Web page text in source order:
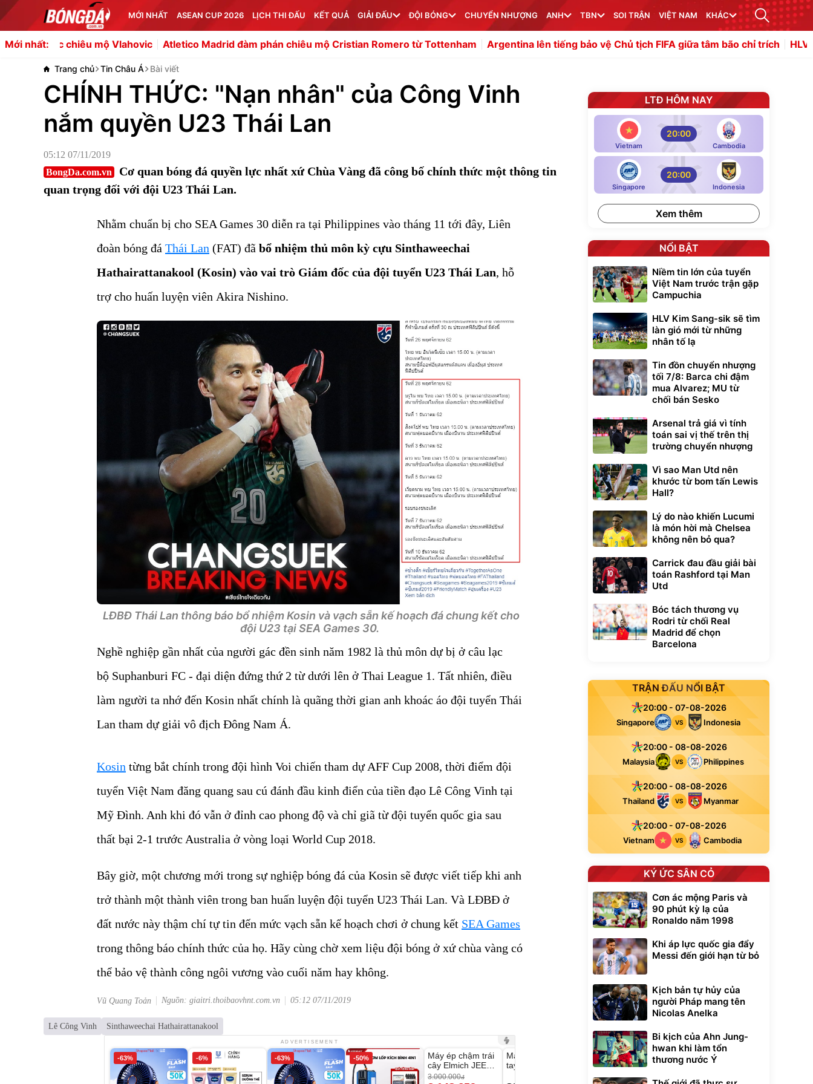
MỚI NHẤT ASEAN CUP 2026 LỊCH THI ĐẤU KẾT QUẢ GIẢI ĐẤU ĐỘI BÓNG CHUYỂN NHƯỢNG ANH TBN SOI TRẬN VIỆT NAM KHÁC
Mới nhất:mộ Vlahovic Atletico Madrid đàm phán chiêu mộ Cristian Romero từ Tottenham Argentina lên tiếng bảo vệ Chủ tịch FIFA giữa tâm bão chỉ trích HLV Kim Sang-
Trang chủ Tin Châu Á Bài viết
CHÍNH THỨC: "Nạn nhân" của Công Vinh
nắm quyền U23 Thái Lan
05:12 07/11/2019
BongDa.com.vn
Cơ quan bóng đá quyền lực nhất xứ Chùa Vàng đã công bố chính thức một thông tin
quan trọng đối với đội U23 Thái Lan.
Nhằm chuẩn bị cho SEA Games 30 diễn ra tại Philippines vào tháng 11 tới đây, Liên
đoàn bóng đá Thái Lan (FAT) đã bổ nhiệm thủ môn kỳ cựu Sinthaweechai
Hathairattanakool (Kosin) vào vai trò Giám đốc của đội tuyển U23 Thái Lan, hỗ
trợ cho huấn luyện viên Akira Nishino.
LĐBĐ Thái Lan thông báo bổ nhiệm Kosin và vạch sẵn kế hoạch đá chung kết cho
đội U23 tại SEA Games 30.
Nghề nghiệp gần nhất của người gác đền sinh năm 1982 là thủ môn dự bị ở câu lạc
bộ Suphanburi FC - đại diện đứng thứ 2 từ dưới lên ở Thai League 1. Tất nhiên, điều
làm người ta nhớ đến Kosin nhất chính là quãng thời gian anh khoác áo đội tuyển Thái
Lan tham dự giải vô địch Đông Nam Á.
Kosin từng bắt chính trong đội hình Voi chiến tham dự AFF Cup 2008, thời điểm đội
tuyển Việt Nam đăng quang sau cú đánh đầu kinh điển của tiền đạo Lê Công Vinh tại
Mỹ Đình. Anh khi đó vẫn ở đỉnh cao phong độ và chỉ giã từ đội tuyển quốc gia sau
thất bại 2-1 trước Australia ở vòng loại World Cup 2018.
Bây giờ, một chương mới trong sự nghiệp bóng đá của Kosin sẽ được viết tiếp khi anh
trở thành một thành viên trong ban huấn luyện đội tuyển U23 Thái Lan. Và LĐBĐ ở
đất nước này thậm chí tự tin đến mức vạch sẵn kế hoạch chơi ở chung kết SEA Games
trong thông báo chính thức của họ. Hãy cùng chờ xem liệu đội bóng ở xứ chùa vàng có
thể bảo vệ thành công ngôi vương vào cuối năm hay không.
Vũ Quang Toản Nguồn: giaitri.thoibaovhnt.com.vn 05:12 07/11/2019
Lê Công Vinh Sinthaweechai Hathairattanakool
ADVERTISEMENT
-63% -6% -63% -50% -28%
Máy ép chậm trái
cây Elmich JEE
1855OL
3.000.000đ
Máy rửa xe cầm
tay xịt rửa cao áp
LTĐ HÔM NAY
Vietnam
20:00
Cambodia
Singapore
20:00
Indonesia
Xem thêm
NỔI BẬT
Niềm tin lớn của tuyển
Việt Nam trước trận gặp
Campuchia
HLV Kim Sang-sik sẽ tìm
làn gió mới từ những
nhân tố lạ
Tin đồn chuyển nhượng
tối 7/8: Barca chi đậm
mua Alvarez; MU từ
chối bán Sesko
Arsenal trả giá vì tính
toán sai vị thế trên thị
trường chuyển nhượng
Vì sao Man Utd nên
khước từ bom tấn Lewis
Hall?
Lý do nào khiến Lucumi
là món hời mà Chelsea
không nên bỏ qua?
Carrick đau đầu giải bài
toán Rashford tại Man
Utd
Bóc tách thương vụ
Rodri từ chối Real
Madrid để chọn
Barcelona
TRẬN ĐẤU NỔI BẬT
20:00 - 07-08-2026
Singapore VS Indonesia
20:00 - 08-08-2026
Malaysia VS Philippines
20:00 - 08-08-2026
Thailand VS Myanmar
20:00 - 07-08-2026
Vietnam VS Cambodia
KÝ ỨC SÂN CỎ
Cơn ác mộng Paris và
90 phút kỳ lạ của
Ronaldo năm 1998
Khi áp lực quốc gia đẩy
Messi đến giới hạn từ bỏ
Kịch bản tự hủy của
người Pháp mang tên
Nicolas Anelka
Bi kịch của Ahn Jung-
hwan khi làm tổn
thương nước Ý